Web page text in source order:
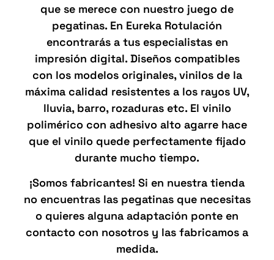
que se merece con nuestro juego de
pegatinas. En Eureka Rotulación
encontrarás a tus especialistas en
impresión digital. Diseños compatibles
con los modelos originales, vinilos de la
máxima calidad resistentes a los rayos UV,
lluvia, barro, rozaduras etc. El vinilo
polimérico con adhesivo alto agarre hace
que el vinilo quede perfectamente fijado
durante mucho tiempo.
¡Somos fabricantes! Si en nuestra tienda
no encuentras las pegatinas que necesitas
o quieres alguna adaptación ponte en
contacto con nosotros y las fabricamos a
medida.